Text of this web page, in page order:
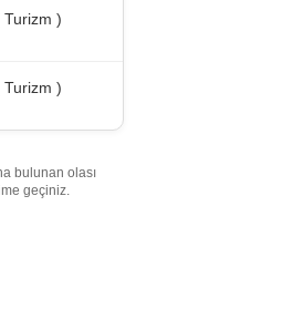
)
)
bulunan olası
geçiniz.